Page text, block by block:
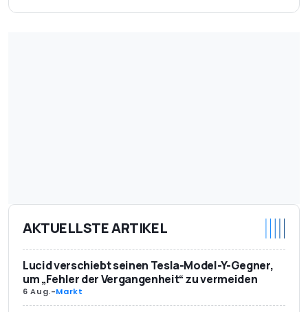
AKTUELLSTE ARTIKEL
Lucid verschiebt seinen Tesla-Model-Y-Gegner,
um „Fehler der Vergangenheit“ zu vermeiden
6 Aug.-Markt